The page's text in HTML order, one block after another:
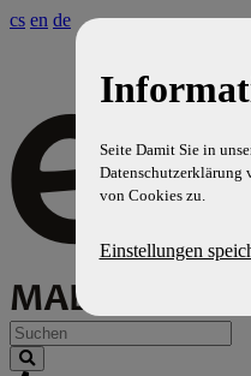
cs en de
Seite Damit Sie in
Datenschutzerklärung
von Cookies zu.
Einstellungen